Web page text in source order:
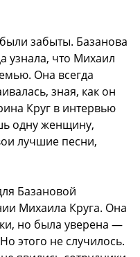
забыты. Базанова
узнала, что Михаил
Она всегда
зная, как он
Круг в интервью
одну женщину,
лучшие песни,
Базановой
Михаила Круга. Она
но была уверена —
этого не случилось.